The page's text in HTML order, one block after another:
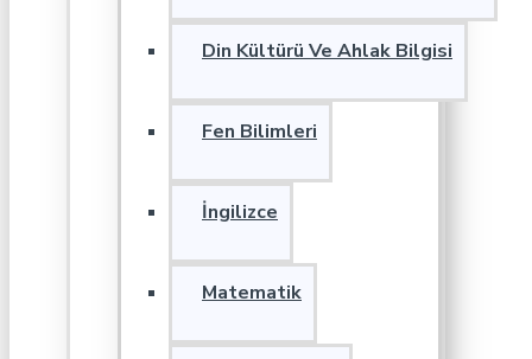
Din Kültürü Ve Ahlak Bilgisi
Fen Bilimleri
İngilizce
Matematik